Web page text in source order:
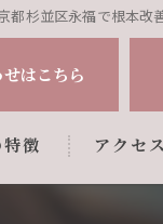
都杉並区永福で根本改
はこちら
徴 アクセス